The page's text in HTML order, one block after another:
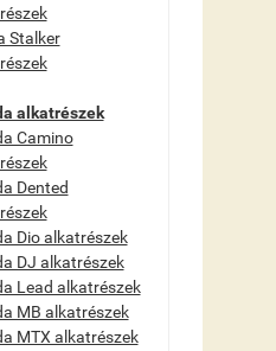
Stalker
alkatrészek
Camino
Dented
Dio alkatrészek
DJ alkatrészek
Lead alkatrészek
MB alkatrészek
MTX alkatrészek